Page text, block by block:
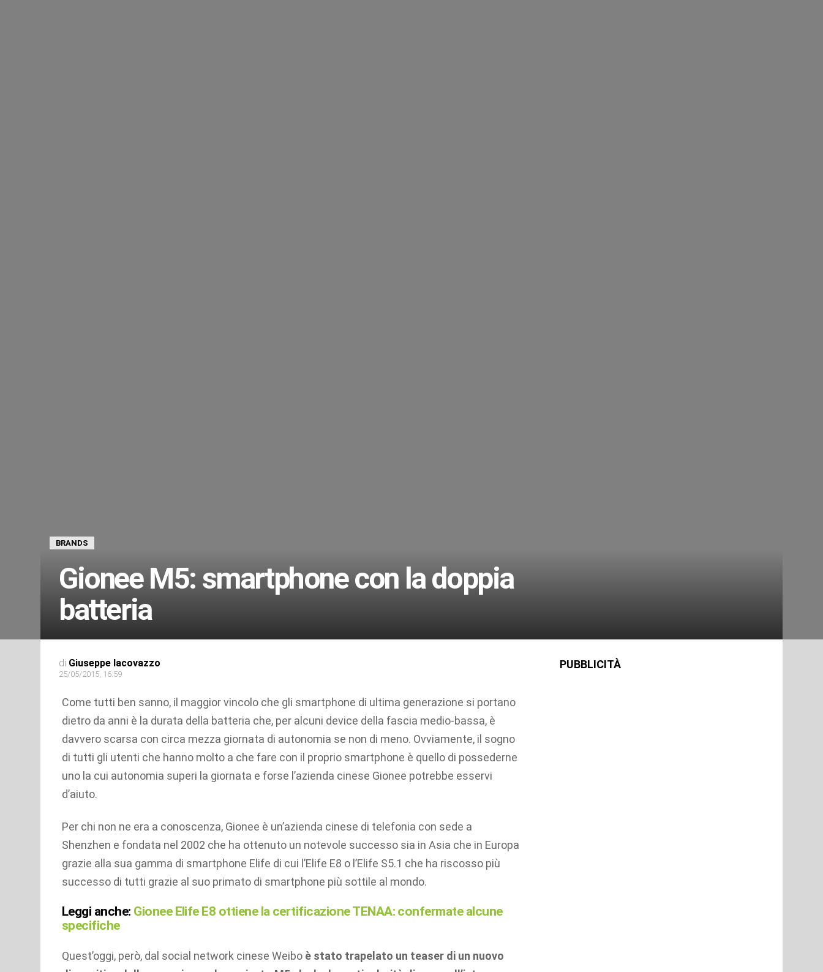
BRANDS
Gionee M5: smartphone con la doppia
batteria
di Giuseppe Iacovazzo
25/05/2015, 16:59
Come tutti ben sanno, il maggior vincolo che gli smartphone di ultima generazione si portano
dietro da anni è la durata della batteria che, per alcuni device della fascia medio-bassa, è
davvero scarsa con circa mezza giornata di autonomia se non di meno. Ovviamente, il sogno
di tutti gli utenti che hanno molto a che fare con il proprio smartphone è quello di possederne
uno la cui autonomia superi la giornata e forse l’azienda cinese Gionee potrebbe esservi
d’aiuto.
Per chi non ne era a conoscenza, Gionee è un’azienda cinese di telefonia con sede a
Shenzhen e fondata nel 2002 che ha ottenuto un notevole successo sia in Asia che in Europa
grazie alla sua gamma di smartphone Elife di cui l’Elife E8 o l’Elife S5.1 che ha riscosso più
successo di tutti grazie al suo primato di smartphone più sottile al mondo.
Leggi anche: Gionee Elife E8 ottiene la certificazione TENAA: confermate alcune
specifiche
Quest’oggi, però, dal social network cinese Weibo è stato trapelato un teaser di un nuovo
PUBBLICITÀ